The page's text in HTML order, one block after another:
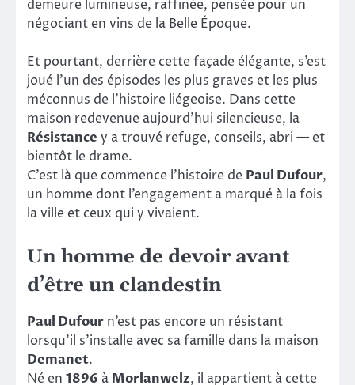
demeure lumineuse, raffinée, pensée pour un
négociant en vins de la Belle Époque.
Et pourtant, derrière cette façade élégante, s’est
joué l’un des épisodes les plus graves et les plus
méconnus de l’histoire liégeoise. Dans cette
maison redevenue aujourd’hui silencieuse, la
Résistance y a trouvé refuge, conseils, abri — et
bientôt le drame.
C’est là que commence l’histoire de Paul Dufour,
un homme dont l’engagement a marqué à la fois
la ville et ceux qui y vivaient.
Un homme de devoir avant
d’être un clandestin
Paul Dufour n’est pas encore un résistant
lorsqu’il s’installe avec sa famille dans la maison
Demanet.
Né en 1896 à Morlanwelz, il appartient à cette